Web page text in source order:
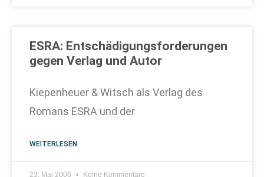
ESRA: Entschädigungsforderungen
gegen Verlag und Autor
Kiepenheuer & Witsch als Verlag des
Romans ESRA und der
WEITERLESEN
23. Mai 2006 Keine Kommentare